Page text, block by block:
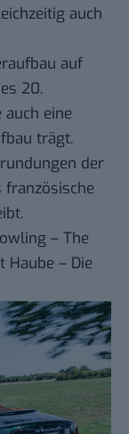
auch
auf
20.
eine
trägt.
der
französische
– The
Haube – Die